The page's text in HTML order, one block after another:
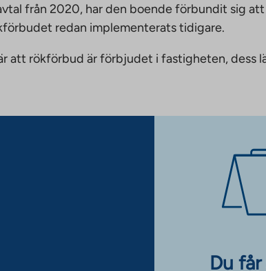
från 2020, har den boende förbundit sig
redan implementerats tidigare.
att rökförbud är förbjudet i fastigheten, dess
Du